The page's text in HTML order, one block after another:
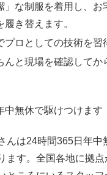
」な制服を着用し、お
履き替えます。
プロとしての技術を習
んと現場を確認してか
中無休で駆けつけます
んは24時間365日年中
ます。全国各地に拠